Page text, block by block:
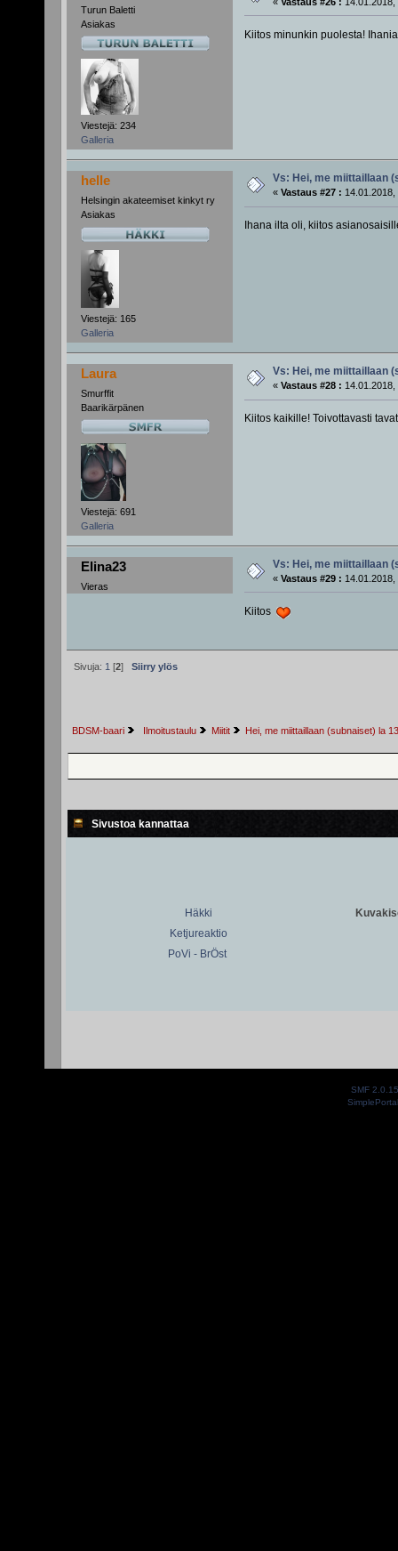
Turun Baletti
Asiakas
Viestejä: 234
Galleria
Kiitos minunkin puolesta!
helle
Helsingin akateemiset kinkyt ry
Asiakas
Viestejä: 165
Galleria
Vs: Hei, me miittaillaan
« Vastaus #27 : 14.01.2018,
Ihana ilta oli, kiitos
Laura
Smurffit
Baarikärpänen
Viestejä: 691
Galleria
Vs: Hei, me miittaillaan
« Vastaus #28 : 14.01.2018,
Kiitos kaikille! Toivottavasti
Elina23
Vieras
Vs: Hei, me miittaillaan
« Vastaus #29 : 14.01.2018,
Kiitos
Sivuja: 1 [2] Siirry ylös
BDSM-baari Ilmoitustaulu Miitit Hei, me miittaillaan (subnaiset) la
Sivustoa kannattaa
Häkki
Ketjureaktio
PoVi - BrÖst
SMF 2.0.15